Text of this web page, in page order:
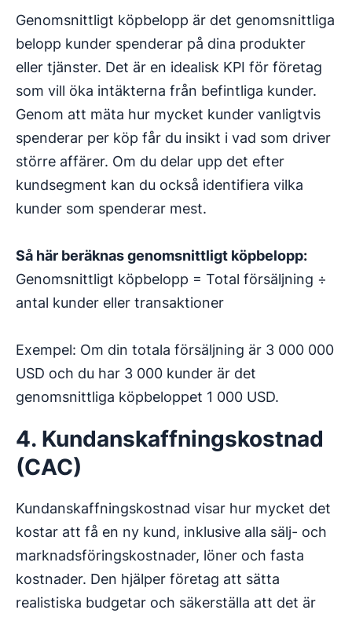
Genomsnittligt köpbelopp är det genomsnittliga
belopp kunder spenderar på dina produkter
eller tjänster. Det är en idealisk KPI för företag
som vill öka intäkterna från befintliga kunder.
Genom att mäta hur mycket kunder vanligtvis
spenderar per köp får du insikt i vad som driver
större affärer. Om du delar upp det efter
kundsegment kan du också identifiera vilka
kunder som spenderar mest.
Så här beräknas genomsnittligt köpbelopp:
Genomsnittligt köpbelopp = Total försäljning ÷
antal kunder eller transaktioner
Exempel: Om din totala försäljning är 3 000 000
USD och du har 3 000 kunder är det
genomsnittliga köpbeloppet 1 000 USD.
4. Kundanskaffningskostnad
(CAC)
Kundanskaffningskostnad visar hur mycket det
kostar att få en ny kund, inklusive alla sälj- och
marknadsföringskostnader, löner och fasta
kostnader. Den hjälper företag att sätta
realistiska budgetar och säkerställa att det är